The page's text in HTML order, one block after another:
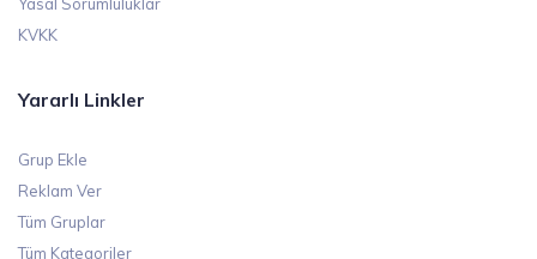
Yasal Sorumluluklar
KVKK
Yararlı Linkler
Grup Ekle
Reklam Ver
Tüm Gruplar
Tüm Kategoriler